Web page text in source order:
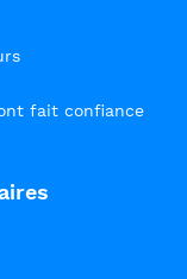
fait confiance